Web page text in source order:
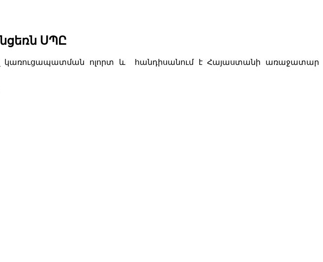
ՍՊԸ
կառուցապատման ոլորտ և հանդիսանում է Հայաստանի առաջատար